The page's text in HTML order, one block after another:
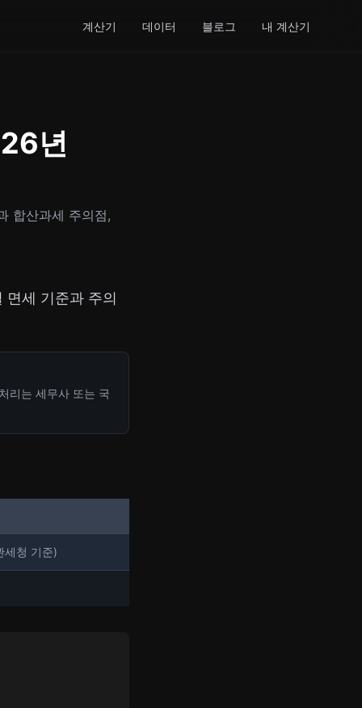
계산기 데이터 블로그 내 계산기
년
합산과세 주의점,
세 기준과 주의
리는 세무사 또는 국
세청 기준)